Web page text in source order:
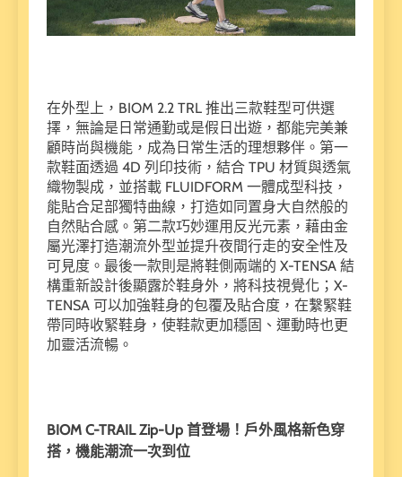
在外型上，BIOM 2.2 TRL 推出三款鞋型可供選
擇，無論是日常通勤或是假日出遊，都能完美兼
顧時尚與機能，成為日常生活的理想夥伴。第一
款鞋面透過 4D 列印技術，結合 TPU 材質與透氣
織物製成，並搭載 FLUIDFORM 一體成型科技，
能貼合足部獨特曲線，打造如同置身大自然般的
自然貼合感。第二款巧妙運用反光元素，藉由金
屬光澤打造潮流外型並提升夜間行走的安全性及
可見度。最後一款則是將鞋側兩端的 X-TENSA 結
構重新設計後顯露於鞋身外，將科技視覺化；X-
TENSA 可以加強鞋身的包覆及貼合度，在繫緊鞋
帶同時收緊鞋身，使鞋款更加穩固、運動時也更
加靈活流暢。
BIOM C-TRAIL Zip-Up 首登場！戶外風格新色穿
搭，機能潮流一次到位